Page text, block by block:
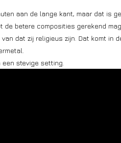
aan de lange kant, maar dat is
de betere composities gerekend
dat zij religieus zijn. Dat komt in
stevige setting.